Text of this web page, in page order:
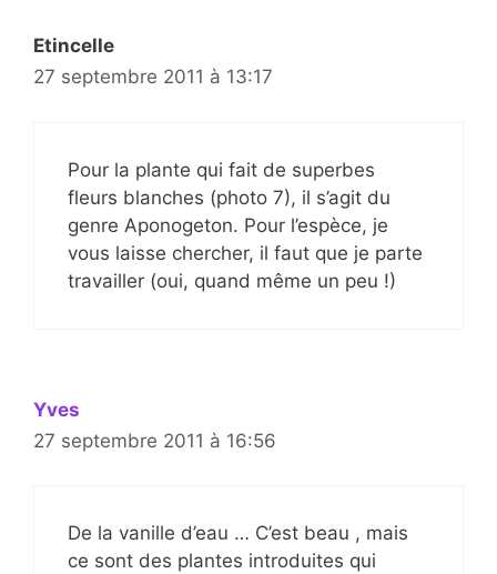
Etincelle
27 septembre 2011 à 13:17
Pour la plante qui fait de superbes
fleurs blanches (photo 7), il s’agit du
genre Aponogeton. Pour l’espèce, je
vous laisse chercher, il faut que je parte
travailler (oui, quand même un peu !)
Yves
27 septembre 2011 à 16:56
De la vanille d’eau … C’est beau , mais
ce sont des plantes introduites qui